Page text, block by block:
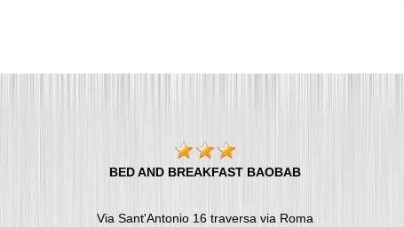
BED AND BREAKFAST BAOBAB
Via Sant'Antonio 16 traversa via Roma